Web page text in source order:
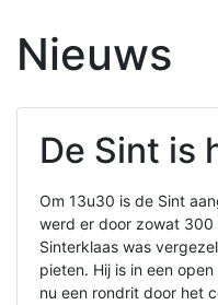
Nieuws
De Sint is
Om 13u30 is de Sint
werd er door zowat 300
Sinterklaas was
pieten. Hij is in een
nu een rondrit door het